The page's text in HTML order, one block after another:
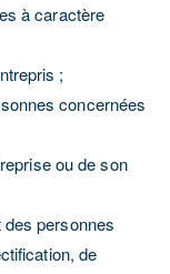
à caractère
;
concernées
ou de son
personnes
de